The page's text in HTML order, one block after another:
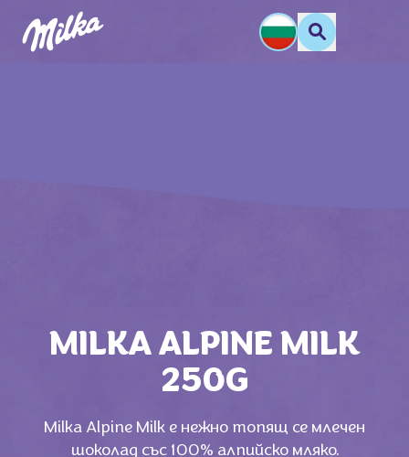
MILKA ALPINE MILK
250G
Milka Alpine Milk e нежно топящ се млечен
шоколад със 100% алпийско мляко.